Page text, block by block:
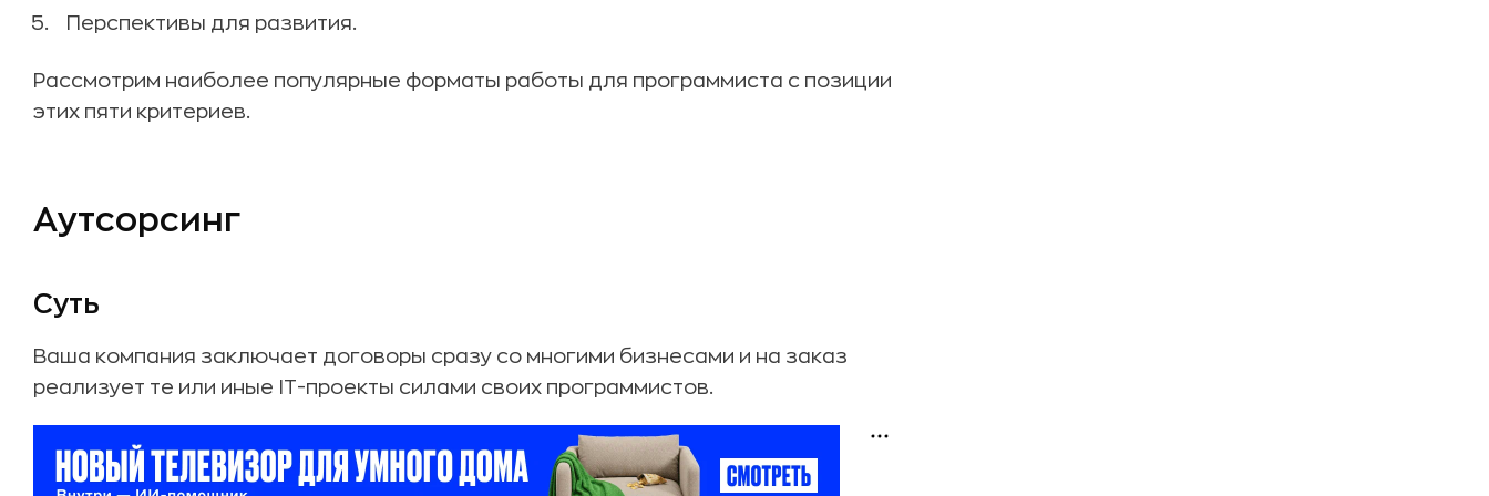
Перспективы для развития.
Рассмотрим наиболее популярные форматы работы для программиста с позиции
этих пяти критериев.
Аутсорсинг
Суть
Ваша компания заключает договоры сразу со многими бизнесами и на заказ
реализует те или иные IT-проекты силами своих программистов.